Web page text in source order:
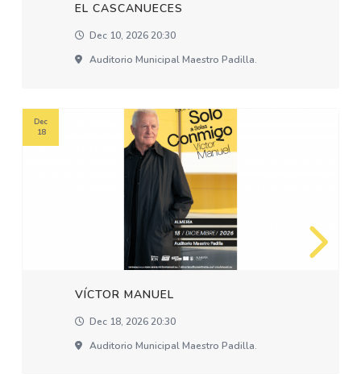
EL CASCANUECES
Dec 10, 2026 20:30
Auditorio Municipal Maestro Padilla.
VÍCTOR MANUEL
Dec 18, 2026 20:30
Auditorio Municipal Maestro Padilla.
Dec
18